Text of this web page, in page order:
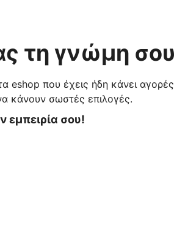
τη γνώμη
eshop που έχεις ήδη κάνει
κάνουν σωστές επιλογές.
εμπειρία σου!